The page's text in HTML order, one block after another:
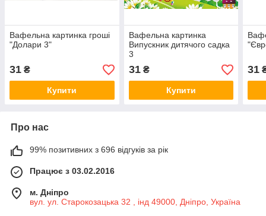
Вафельна картинка гроші
"Долари 3"
31 ₴
Купити
Вафельна картинка
Випускник дитячого садка
3
31₴
Купити
31
Про нас
99% позитивних з 696 відгуків за рік
Працює з 03.02.2016
м. Дніпро
вул. ул. Старокозацька 32 , інд 49000, Дніпро, Україна